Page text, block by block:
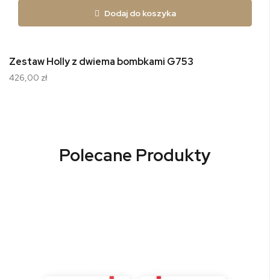
Dodaj do koszyka
Zestaw Holly z dwiema bombkami G753
426,00 zł
Polecane Produkty